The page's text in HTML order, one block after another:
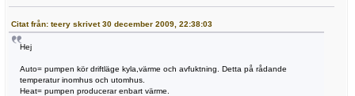
Citat från: teery skrivet 30 december 2009, 22:38:03
Hej
Auto= pumpen kör driftläge kyla,värme och avfuktning. Detta på rådande
temperatur inomhus och utomhus.
Heat= pumpen producerar enbart värme.